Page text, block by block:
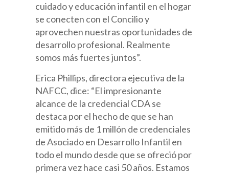
cuidado y educación infantil en el hogar
se conecten con el Concilio y
aprovechen nuestras oportunidades de
desarrollo profesional. Realmente
somos más fuertes juntos”.
Erica Phillips, directora ejecutiva de la
NAFCC, dice: “El impresionante
alcance de la credencial CDA se
destaca por el hecho de que se han
emitido más de 1 millón de credenciales
de Asociado en Desarrollo Infantil en
todo el mundo desde que se ofreció por
primera vez hace casi 50 años. Estamos